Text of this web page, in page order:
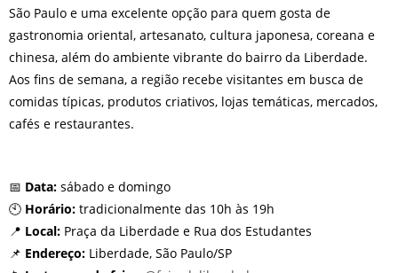
São Paulo e uma excelente opção para quem gosta de
gastronomia oriental, artesanato, cultura japonesa, coreana e
chinesa, além do ambiente vibrante do bairro da Liberdade.
Aos fins de semana, a região recebe visitantes em busca de
comidas típicas, produtos criativos, lojas temáticas, mercados,
cafés e restaurantes.
📅 Data: sábado e domingo
🕙 Horário: tradicionalmente das 10h às 19h
📍 Local: Praça da Liberdade e Rua dos Estudantes
📌 Endereço: Liberdade, São Paulo/SP